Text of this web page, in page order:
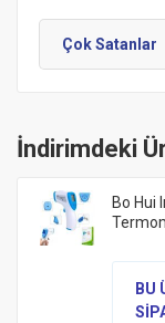
Çok Satanlar
İndirimdeki
Bo Hui
BU